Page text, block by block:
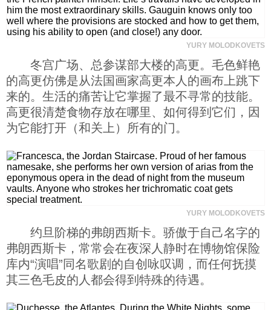
YURY MOLODKOVETS
冬宫广场、总参谋部大楼的高更。毛色鲜艳
的高更仿佛是从法国画家高更本人的画布上跳下
来的。生活的痛苦让它掌握了最不寻常的技能。
高更很清楚食物存放在哪里、如何得到它们，因
为它能打开（和关上）所有的门。
YURY MOLODKOVETS
约旦阶梯的弗朗西斯卡。骄傲于自己名字的
弗朗西斯卡，常常会在夜深人静时在博物馆保险
库内“演唱”同名歌剧的自创咏叹调，而任何抚摸
其三色毛皮的人都会得到特殊的待遇。